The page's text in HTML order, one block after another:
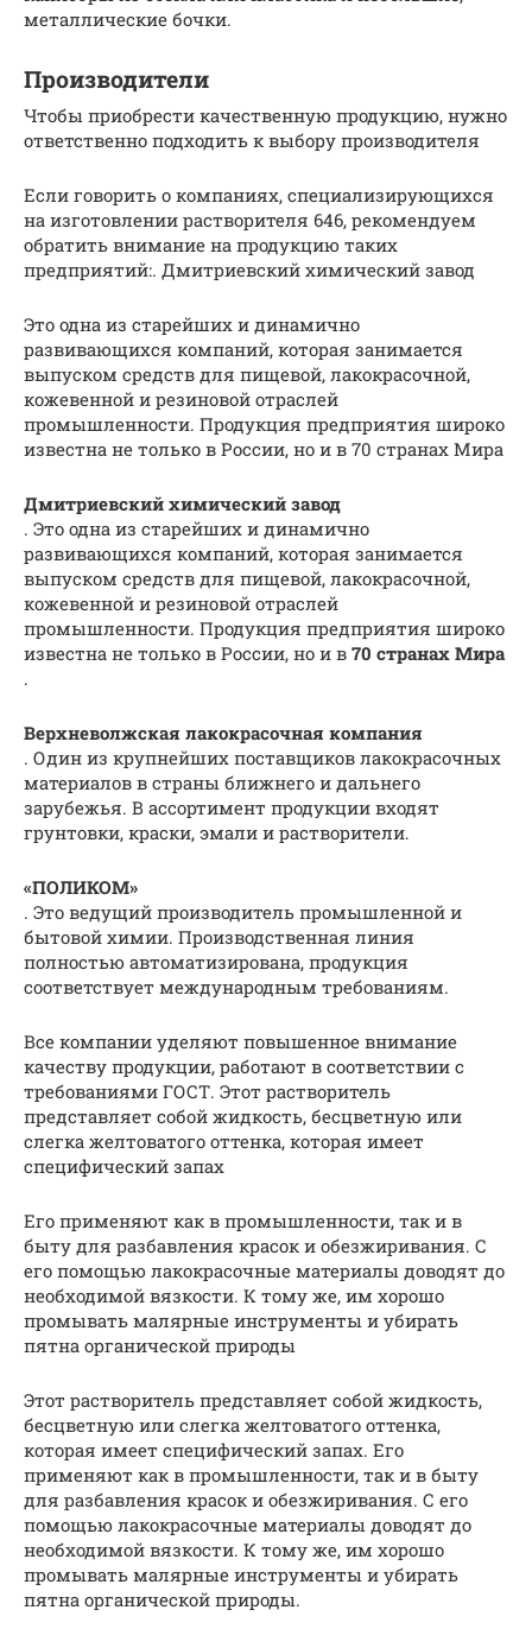
металлические бочки.
Производители
Чтобы приобрести качественную продукцию, нужно
ответственно подходить к выбору производителя
Если говорить о компаниях, специализирующихся
на изготовлении растворителя 646, рекомендуем
обратить внимание на продукцию таких
предприятий:. Дмитриевский химический завод
Это одна из старейших и динамично
развивающихся компаний, которая занимается
выпуском средств для пищевой, лакокрасочной,
кожевенной и резиновой отраслей
промышленности. Продукция предприятия широко
известна не только в России, но и в 70 странах Мира
Дмитриевский химический завод
. Это одна из старейших и динамично
развивающихся компаний, которая занимается
выпуском средств для пищевой, лакокрасочной,
кожевенной и резиновой отраслей
промышленности. Продукция предприятия широко
известна не только в России, но и в 70 странах Мира
.
Верхневолжская лакокрасочная компания
. Один из крупнейших поставщиков лакокрасочных
материалов в страны ближнего и дальнего
зарубежья. В ассортимент продукции входят
грунтовки, краски, эмали и растворители.
«ПОЛИКОМ»
. Это ведущий производитель промышленной и
бытовой химии. Производственная линия
полностью автоматизирована, продукция
соответствует международным требованиям.
Все компании уделяют повышенное внимание
качеству продукции, работают в соответствии с
требованиями ГОСТ. Этот растворитель
представляет собой жидкость, бесцветную или
слегка желтоватого оттенка, которая имеет
специфический запах
Его применяют как в промышленности, так и в
быту для разбавления красок и обезжиривания. С
его помощью лакокрасочные материалы доводят до
необходимой вязкости. К тому же, им хорошо
промывать малярные инструменты и убирать
пятна органической природы
Этот растворитель представляет собой жидкость,
бесцветную или слегка желтоватого оттенка,
которая имеет специфический запах. Его
применяют как в промышленности, так и в быту
для разбавления красок и обезжиривания. С его
помощью лакокрасочные материалы доводят до
необходимой вязкости. К тому же, им хорошо
промывать малярные инструменты и убирать
пятна органической природы.